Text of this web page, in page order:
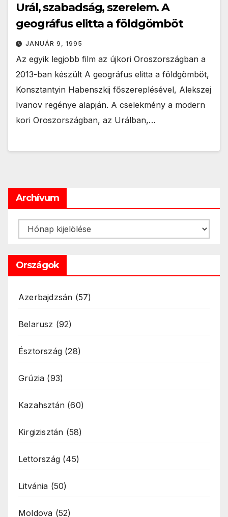
Urál, szabadság, szerelem. A
geográfus elitta a földgömböt
JANUÁR 9, 1995
Az egyik legjobb film az újkori Oroszországban a
2013-ban készült A geográfus elitta a földgömböt,
Konsztantyin Habenszkij főszereplésével, Alekszej
Ivanov regénye alapján. A cselekmény a modern
kori Oroszországban, az Urálban,…
Archívum
Archívum
Országok
Azerbajdzsán (57)
Belarusz (92)
Észtország (28)
Grúzia (93)
Kazahsztán (60)
Kirgizisztán (58)
Lettország (45)
Litvánia (50)
Moldova (52)